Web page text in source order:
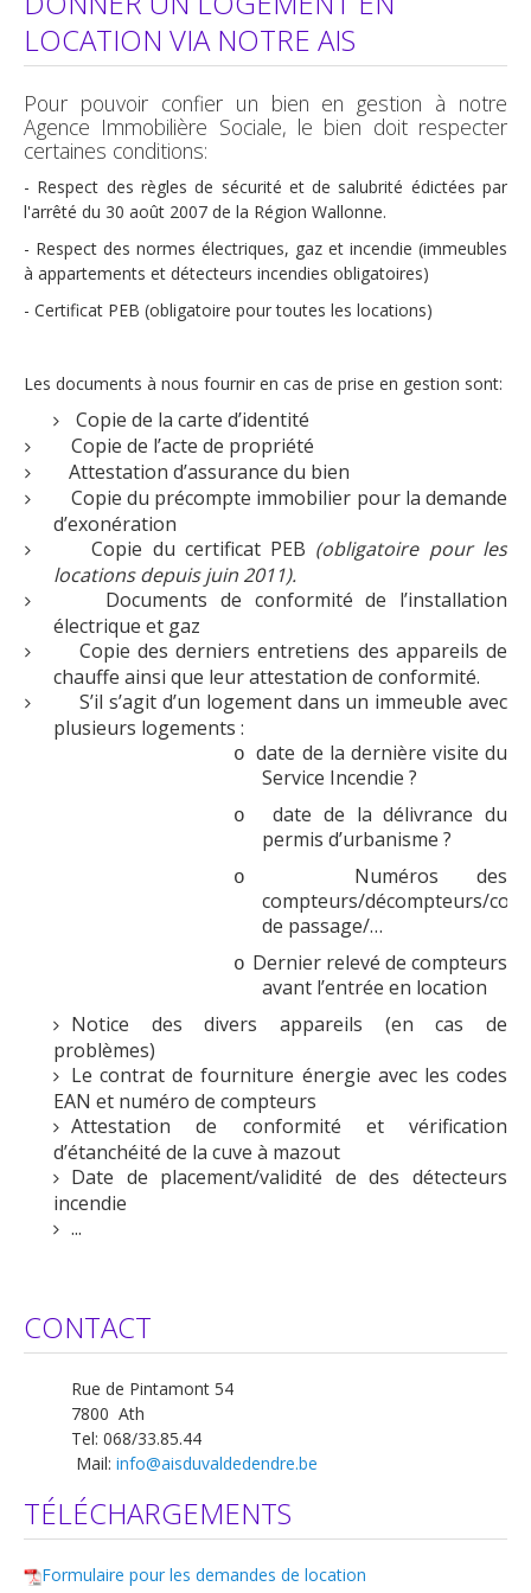
Travaux
Aides et primes
Réparations à charge de ...
Locataires
Conditions d'accès
Inscription et Documents à fournir
Avantages
Attributions
Droits et devoirs
Réparations à charge de ...
Liens utiles
Logements
Heures d'ouverture
Coordonnées
LOCATION VIA NOTRE AIS
Pour pouvoir confier un bien en gestion à notre
Agence Immobilière Sociale, le bien doit respecter
certaines conditions:
- Respect des règles de sécurité et de salubrité édictées par
l'arrêté du 30 août 2007 de la Région Wallonne.
- Respect des normes électriques, gaz et incendie (immeubles
à appartements et détecteurs incendies obligatoires)
- Certificat PEB (obligatoire pour toutes les locations)
Les documents à nous fournir en cas de prise en gestion sont:
Copie de la carte d’identité
Copie de l’acte de propriété
Attestation d’assurance du bien
Copie du précompte immobilier pour la demande
d’exonération
Copie du certificat PEB (obligatoire pour les
locations depuis juin 2011).
Documents de conformité de l’installation
électrique et gaz
Copie des derniers entretiens des appareils de
chauffe ainsi que leur attestation de conformité.
S’il s’agit d’un logement dans un immeuble avec
plusieurs logements :
o date de la dernière visite du
Service Incendie ?
o
date de la délivrance du
permis d’urbanisme ?
o
Numéros des
compteurs/décompteurs/
de passage/…
o Dernier relevé de compteurs
avant l’entrée en location
Notice des divers appareils (en cas de
problèmes)
Le contrat de fourniture énergie avec les codes
EAN et numéro de compteurs
Attestation de conformité et vérification
d’étanchéité de la cuve à mazout
Date de placement/validité de des détecteurs
incendie
...
CONTACT
Rue de Pintamont 54
7800 Ath
Tel: 068/33.85.44
Mail: info@aisduvaldedendre.be
TÉLÉCHARGEMENTS
Formulaire pour les demandes de location